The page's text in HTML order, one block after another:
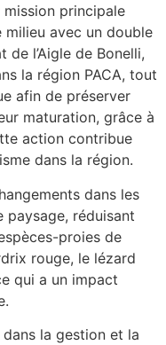
principale
avec un double
l’Aigle de Bonelli,
la région PACA, tout
afin de préserver
maturation, grâce à
action contribue
dans la région.
dans les
réduisant
proies de
rouge, le lézard
qui a un impact
la gestion et la